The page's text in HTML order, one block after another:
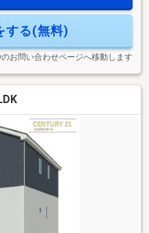
をお聞かせください。
≪≪お客様のご希望に応
する(無料)
のお問い合わせページへ移動します